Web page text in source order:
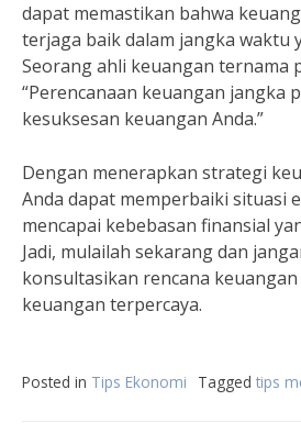
dapat memastikan bahwa
terjaga baik dalam jangka waktu
Seorang ahli keuangan ternama
“Perencanaan keuangan jangka
kesuksesan keuangan Anda.”
Dengan menerapkan strategi
Anda dapat memperbaiki situasi
mencapai kebebasan finansial
Jadi, mulailah sekarang dan
konsultasikan rencana
keuangan terpercaya.
Posted in Tips Ekonomi Tagged tips